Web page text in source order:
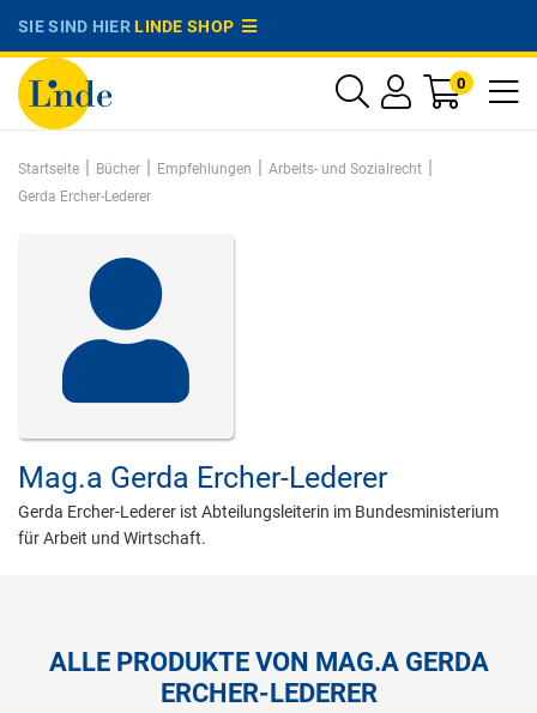
SIE SIND HIERLINDE SHOP
0
Startseite | Bücher | Empfehlungen | Arbeits- und Sozialrecht |
Gerda Ercher-Lederer
Mag.a Gerda Ercher-Lederer
Gerda Ercher-Lederer ist Abteilungsleiterin im Bundesministerium
für Arbeit und Wirtschaft.
ALLE PRODUKTE VON MAG.A GERDA
ERCHER-LEDERER